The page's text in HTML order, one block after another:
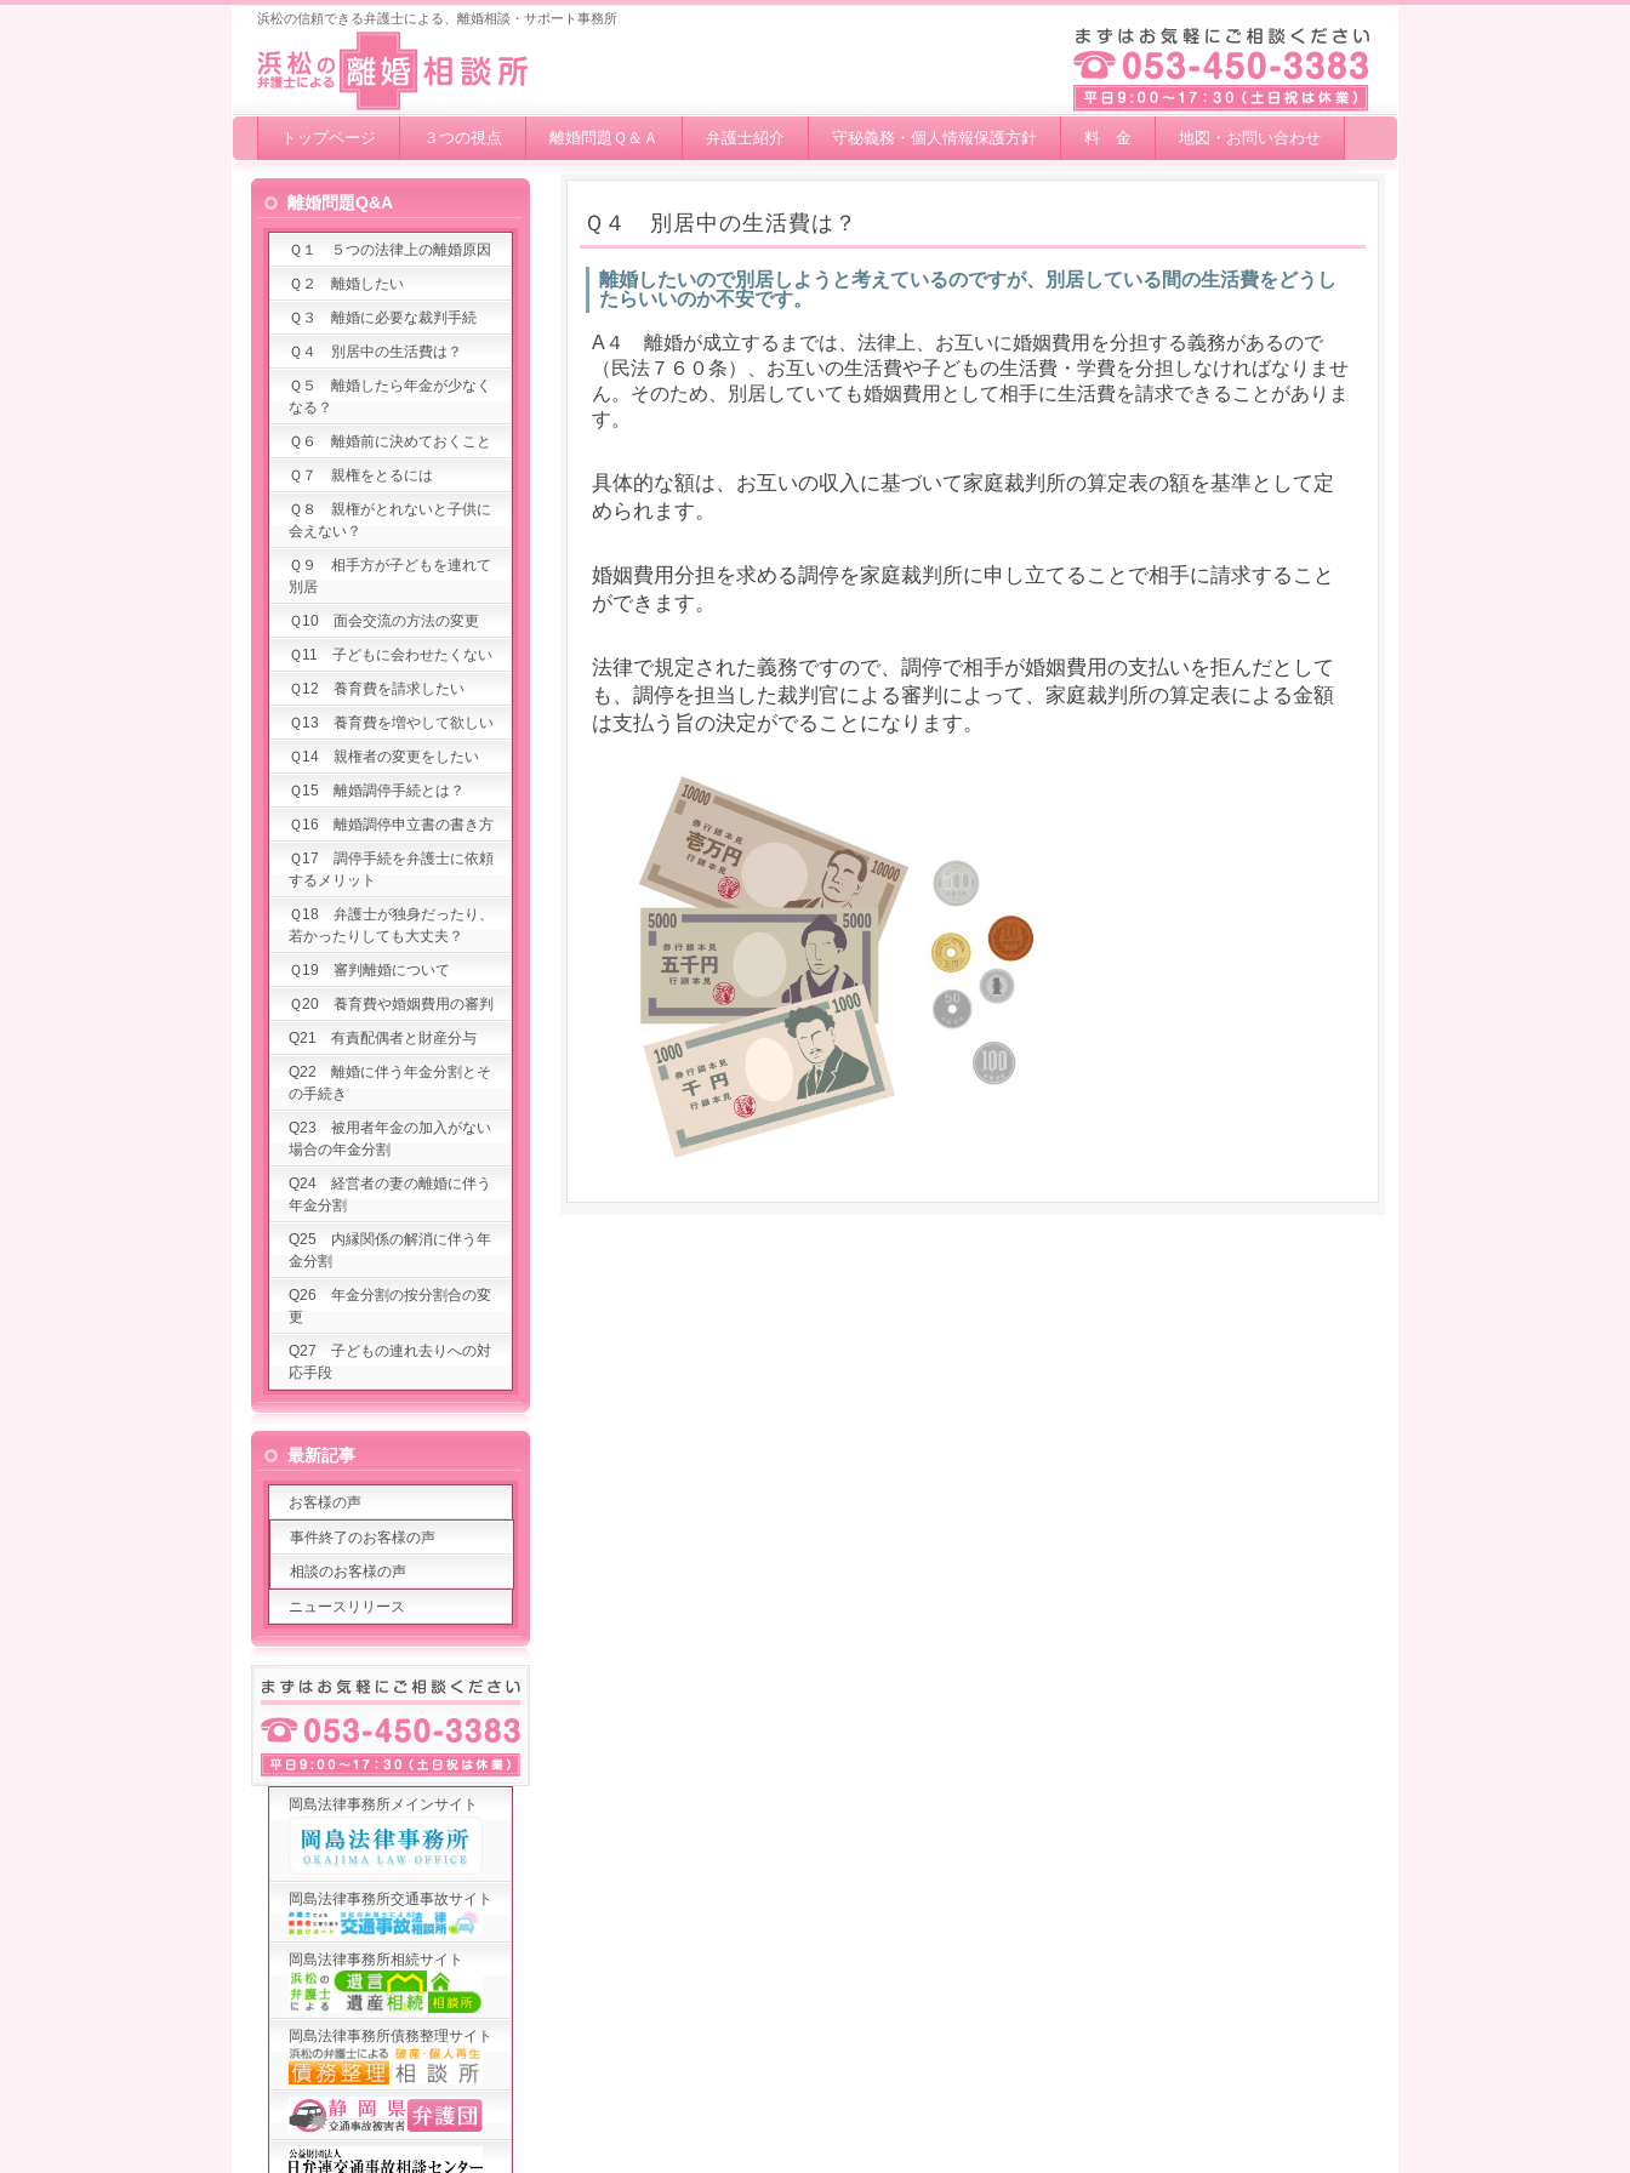
浜松の信頼できる弁護士による、離婚相談・サポート事務所
トップページ ３つの視点 離婚問題Ｑ＆Ａ 弁護士紹介 守秘義務・個人情報保護方針 料 金 地図・お問い合わせ
Ｑ４ 別居中の生活費は？
離婚したいので別居しようと考えているのですが、別居している間の生活費をどうし
たらいいのか不安です。
A４ 離婚が成立するまでは、法律上、お互いに婚姻費用を分担する義務があるので
（民法７６０条）、お互いの生活費や子どもの生活費・学費を分担しなければなりませ
ん。そのため、別居していても婚姻費用として相手に生活費を請求できることがありま
す。
具体的な額は、お互いの収入に基づいて家庭裁判所の算定表の額を基準として定
められます。
婚姻費用分担を求める調停を家庭裁判所に申し立てることで相手に請求すること
ができます。
法律で規定された義務ですので、調停で相手が婚姻費用の支払いを拒んだとして
も、調停を担当した裁判官による審判によって、家庭裁判所の算定表による金額
は支払う旨の決定がでることになります。
離婚問題Q&A
Ｑ１ ５つの法律上の離婚原因
Ｑ２ 離婚したい
Ｑ３ 離婚に必要な裁判手続
Ｑ４ 別居中の生活費は？
Ｑ５ 離婚したら年金が少なく
なる？
Ｑ６ 離婚前に決めておくこと
Ｑ７ 親権をとるには
Ｑ８ 親権がとれないと子供に
会えない？
Ｑ９ 相手方が子どもを連れて
別居
Ｑ10 面会交流の方法の変更
Ｑ11 子どもに会わせたくない
Ｑ12 養育費を請求したい
Ｑ13 養育費を増やして欲しい
Ｑ14 親権者の変更をしたい
Ｑ15 離婚調停手続とは？
Ｑ16 離婚調停申立書の書き方
Ｑ17 調停手続を弁護士に依頼
するメリット
Ｑ18 弁護士が独身だったり、
若かったりしても大丈夫？
Ｑ19 審判離婚について
Ｑ20 養育費や婚姻費用の審判
Q21 有責配偶者と財産分与
Q22 離婚に伴う年金分割とそ
の手続き
Q23 被用者年金の加入がない
場合の年金分割
Q24 経営者の妻の離婚に伴う
年金分割
Q25 内縁関係の解消に伴う年
金分割
Q26 年金分割の按分割合の変
更
Q27 子どもの連れ去りへの対
応手段
最新記事
お客様の声
事件終了のお客様の声
相談のお客様の声
ニュースリリース
岡島法律事務所メインサイト
岡島法律事務所交通事故サイト
岡島法律事務所相続サイト
岡島法律事務所債務整理サイト